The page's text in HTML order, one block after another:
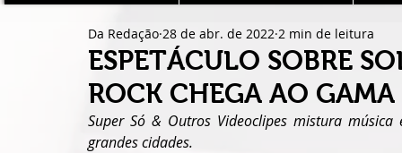
ESPETÁCULO SOBRE
ROCK CHEGA AO GAMA
Da Redação 28 de abr. de 2022 2 min de leitura
Super Só & Outros Videoclipes mistura
grandes cidades.